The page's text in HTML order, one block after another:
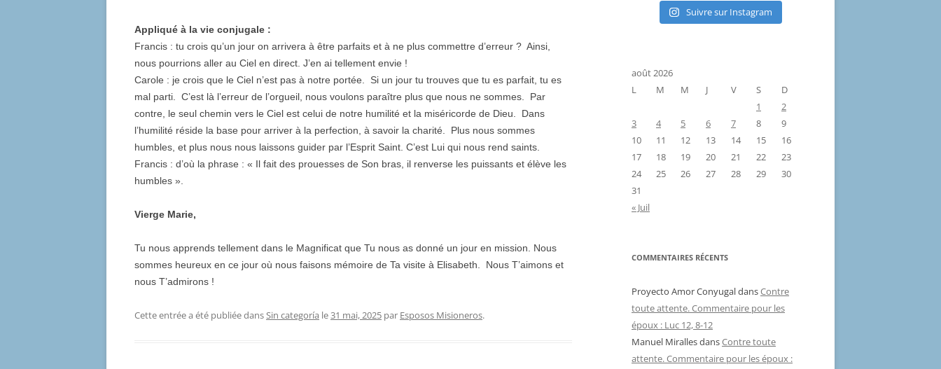
Appliqué à la vie conjugale :
Francis : tu crois qu’un jour on arrivera à être parfaits et à ne plus commettre d’erreur ? Ainsi,
nous pourrions aller au Ciel en direct. J’en ai tellement envie !
Carole : je crois que le Ciel n’est pas à notre portée. Si un jour tu trouves que tu es parfait, tu es
mal parti. C’est là l’erreur de l’orgueil, nous voulons paraître plus que nous ne sommes. Par
contre, le seul chemin vers le Ciel est celui de notre humilité et la miséricorde de Dieu. Dans
l’humilité réside la base pour arriver à la perfection, à savoir la charité. Plus nous sommes
humbles, et plus nous nous laissons guider par l’Esprit Saint. C’est Lui qui nous rend saints.
Francis : d’où la phrase : « Il fait des prouesses de Son bras, il renverse les puissants et élève les
humbles ».
Vierge Marie,
Tu nous apprends tellement dans le Magnificat que Tu nous as donné un jour en mission. Nous
sommes heureux en ce jour où nous faisons mémoire de Ta visite à Elisabeth. Nous T’aimons et
nous T’admirons !
Cette entrée a été publiée dansSin categoría le31 mai, 2025 par Esposos Misioneros.
Suivre sur Instagram
août 2026
L
M M J V S
D
1
2
3
4 5 6 7 8
9
10
11 12 13 14 15
16
17
18 19 20 21 22
23
24
25 26 27 28 29
30
31
« Juil
COMMENTAIRES RÉCENTS
Proyecto Amor ConyugaldansContre
toute attente. Commentaire pour les
époux : Luc 12, 8-12
Manuel MirallesdansContre toute
attente. Commentaire pour les époux :